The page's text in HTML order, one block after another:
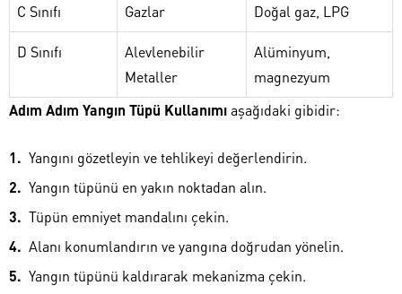
C Sınıfı Gazlar Doğal gaz, LPG
D Sınıfı
Alevlenebilir
Metaller
Alüminyum,
magnezyum
Adım Adım Yangın Tüpü Kullanımıaşağıdaki gibidir:
Yangını gözetleyin ve tehlikeyi değerlendirin.
Yangın tüpünü en yakın noktadan alın.
Tüpün emniyet mandalını çekin.
Alanı konumlandırın ve yangına doğrudan yönelin.
Yangın tüpünü kaldırarak mekanizma çekin.